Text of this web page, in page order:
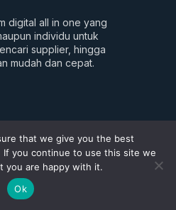
digital all in one yang
individu untuk
supplier, hingga
mudah dan cepat.
that we give you the best
you continue to use this site we
you are happy with it.
Ok